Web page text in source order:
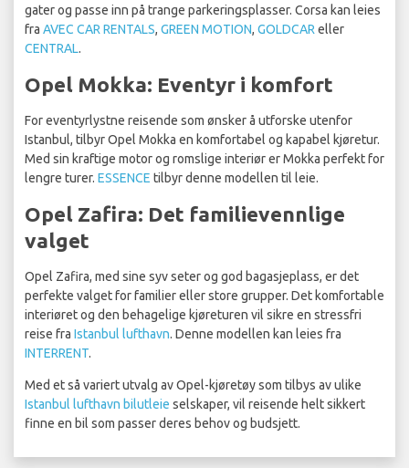
gater og passe inn på trange parkeringsplasser. Corsa kan leies
fra AVEC CAR RENTALS, GREEN MOTION, GOLDCAR eller
CENTRAL.
Opel Mokka: Eventyr i komfort
For eventyrlystne reisende som ønsker å utforske utenfor
Istanbul, tilbyr Opel Mokka en komfortabel og kapabel kjøretur.
Med sin kraftige motor og romslige interiør er Mokka perfekt for
lengre turer. ESSENCE tilbyr denne modellen til leie.
Opel Zafira: Det familievennlige
valget
Opel Zafira, med sine syv seter og god bagasjeplass, er det
perfekte valget for familier eller store grupper. Det komfortable
interiøret og den behagelige kjøreturen vil sikre en stressfri
reise fra Istanbul lufthavn. Denne modellen kan leies fra
INTERRENT.
Med et så variert utvalg av Opel-kjøretøy som tilbys av ulike
Istanbul lufthavn bilutleie selskaper, vil reisende helt sikkert
finne en bil som passer deres behov og budsjett.